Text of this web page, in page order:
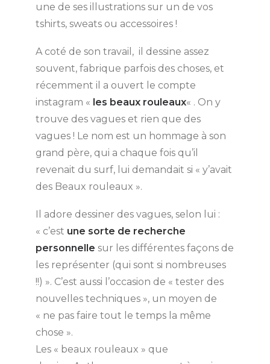
une de ses illustrations sur un de vos
tshirts, sweats ou accessoires !
A coté de son travail, il dessine assez
souvent, fabrique parfois des choses, et
récemment il a ouvert le compte
instagram « les beaux rouleaux« . On y
trouve des vagues et rien que des
vagues ! Le nom est un hommage à son
grand père, qui a chaque fois qu’il
revenait du surf, lui demandait si « y’avait
des Beaux rouleaux ».
Il adore dessiner des vagues, selon lui :
« c’est une sorte de recherche
personnelle sur les différentes façons de
les représenter (qui sont si nombreuses
!!) ». C’est aussi l’occasion de « tester des
nouvelles techniques », un moyen de
« ne pas faire tout le temps la même
chose ».
Les « beaux rouleaux » que